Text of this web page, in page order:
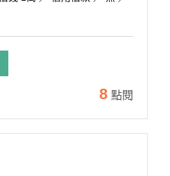
8 點閱